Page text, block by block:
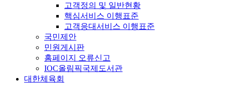
고객정의 및 일반현황
핵심서비스 이행표준
고객응대서비스 이행표준
국민제안
민원게시판
홈페이지 오류신고
IOC올림픽국제도서관
대한체육회